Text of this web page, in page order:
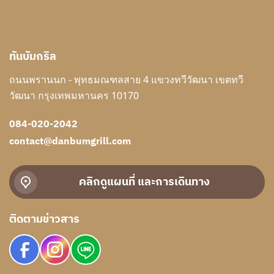
ทันบัมกริล
ถนนพรานนก - พุทธมณฑลสาย 4 แขวงทวีวัฒนา เขตทวี
วัฒนา กรุงเทพมหานคร 10170
084-020-2042
contact@danbumgrill.com
คลิกดูแผนที่ และการเดินทาง
ติดตามข่าวสาร